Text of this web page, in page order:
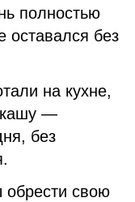
полностью
оставался без
на кухне,
кашу —
без
свою